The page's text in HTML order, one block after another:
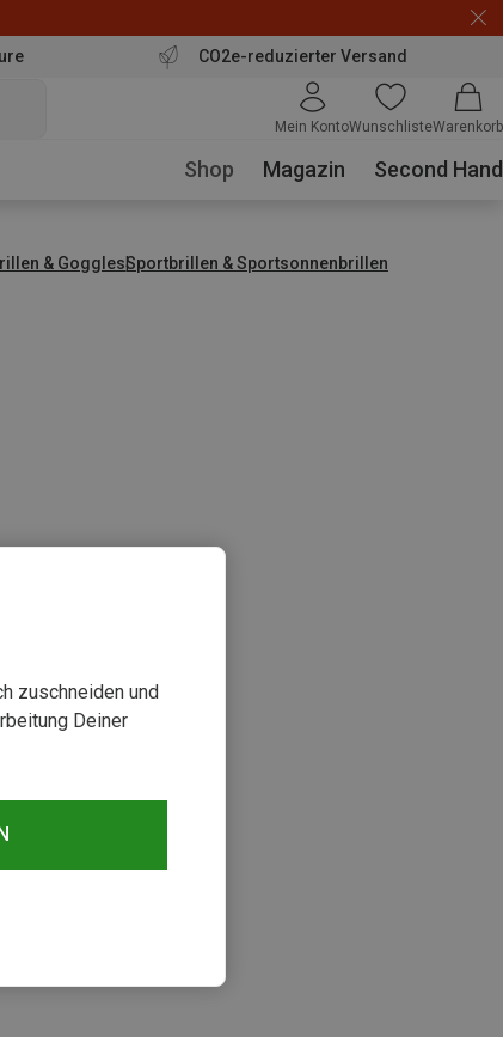
CO2e-reduzierter Versand
Mein KontoWunschlisteWarenkorb
Shop Magazin Second Hand
& GogglesSportbrillen & Sportsonnenbrillen
zuschneiden und
Deiner